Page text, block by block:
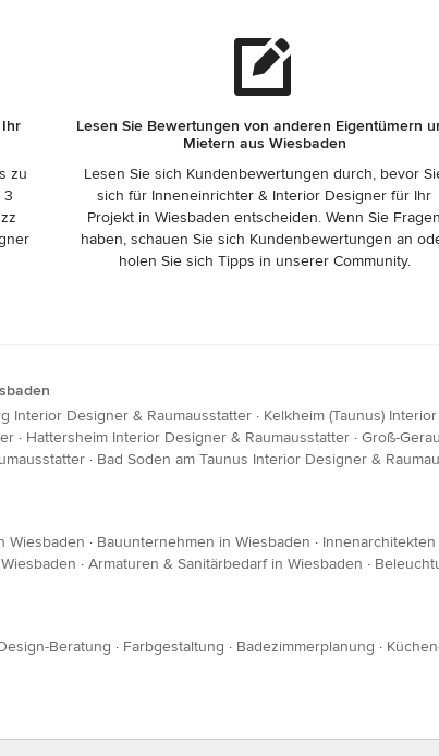
zu
3
Lesen Sie Bewertungen von anderen Eigentümern
Mietern aus Wiesbaden
Lesen Sie sich Kundenbewertungen durch, bevor
sich für Inneneinrichter & Interior Designer für Ihr
Projekt in Wiesbaden entscheiden. Wenn Sie Fragen
haben, schauen Sie sich Kundenbewertungen an
holen Sie sich Tipps in unserer Community.
Interior Designer & Raumausstatter · Kelkheim (Taunus)
· Hattersheim Interior Designer & Raumausstatter · Groß-
· Bad Soden am Taunus Interior Designer &
Wiesbaden · Bauunternehmen in Wiesbaden ·
· Armaturen & Sanitärbedarf in Wiesbaden ·
Beratung · Farbgestaltung · Badezimmerplanung ·